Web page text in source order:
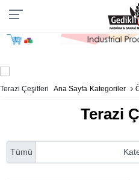
Terazi Çeşitleri Ana Sayfa Kategoriler
Terazi
Tümü